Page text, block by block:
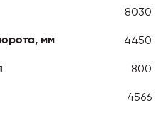
8030
мм 4450
800
4566